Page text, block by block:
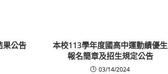
果公告
本校113學年度國高中運動績優生
報名簡章及招生規定公告
03/14/2024